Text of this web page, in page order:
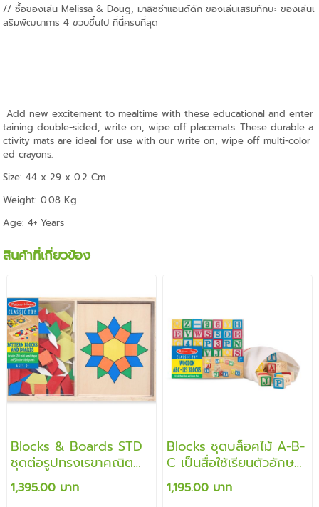
// ซื้อของเล่น Melissa & Doug, มาลิซซ่าแอนด์ดัก ของเล่นเสริมทักษะ ของเล่นเ
สริมพัฒนาการ 4 ขวบขึ้นไป ที่นี่ครบที่สุด
Add new excitement to mealtime with these educational and enter
taining double-sided, write on, wipe off placemats. These durable a
ctivity mats are ideal for use with our write on, wipe off multi-color
ed crayons.
Size: 44 x 29 x 0.2 Cm
Weight: 0.08 Kg
Age: 4+ Years
สินค้าที่เกี่ยวข้อง
Blocks & Boards STD
ชุดต่อรูปทรงเรขาคณิต
ส่งเสริมการเรียนรู้เรื่องรูป
ร่าง สี และการแก้ปัญหา
1,395.00 บาท
Blocks ชุดบล็อคไม้ A-B-
C เป็นสื่อใช้เรียนตัวอักษร
ต่อเป็นรูปต่างๆ และสอน
การคิดเลขคำนวณ
1,195.00 บาท